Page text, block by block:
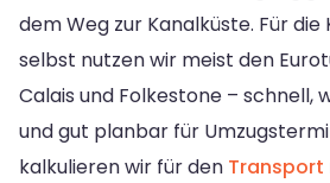
dem Weg zur Kanalküste. Für die
selbst nutzen wir meist den
Calais und Folkestone – schnell,
und gut planbar für
kalkulieren wir für den Transport